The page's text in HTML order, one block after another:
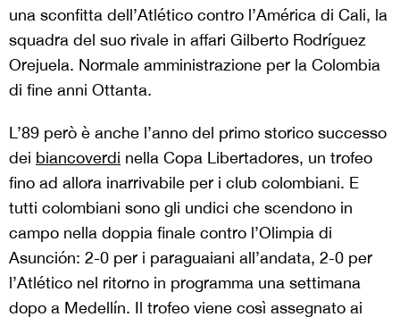
una sconfitta dell’Atlético contro l’América di Cali, la
squadra del suo rivale in affari Gilberto Rodríguez
Orejuela. Normale amministrazione per la Colombia
di fine anni Ottanta.
L’89 però è anche l’anno del primo storico successo
dei biancoverdi nella Copa Libertadores, un trofeo
fino ad allora inarrivabile per i club colombiani. E
tutti colombiani sono gli undici che scendono in
campo nella doppia finale contro l’Olimpia di
Asunción: 2-0 per i paraguaiani all’andata, 2-0 per
l’Atlético nel ritorno in programma una settimana
dopo a Medellín. Il trofeo viene così assegnato ai